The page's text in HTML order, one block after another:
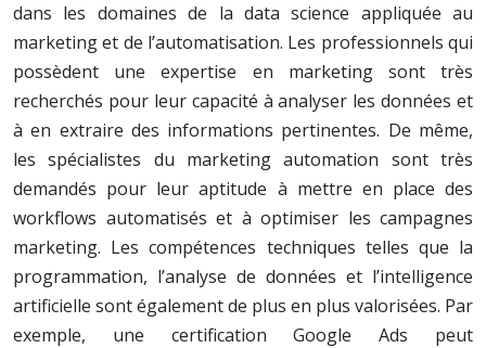
dans les domaines de la data science appliquée au
marketing et de l’automatisation. Les professionnels qui
possèdent une expertise en marketing sont très
recherchés pour leur capacité à analyser les données et
à en extraire des informations pertinentes. De même,
les spécialistes du marketing automation sont très
demandés pour leur aptitude à mettre en place des
workflows automatisés et à optimiser les campagnes
marketing. Les compétences techniques telles que la
programmation, l’analyse de données et l’intelligence
artificielle sont également de plus en plus valorisées. Par
exemple, une certification Google Ads peut